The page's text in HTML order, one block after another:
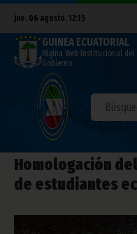
jue. 06 agosto, 12:15
GUINEA ECUATORIAL
Página Web Institucional del
Gobierno
Homologación
de estudiantes